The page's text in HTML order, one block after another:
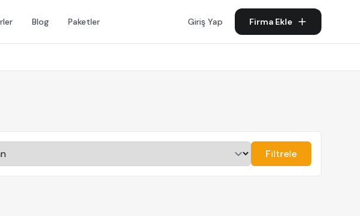
Blog Paketler Giriş Yap Firma Ekle
Filtrele